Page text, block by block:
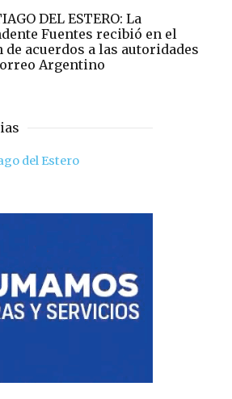
DEL ESTERO: La
Fuentes recibió en el
de acuerdos a las autoridades
Argentino
del Estero